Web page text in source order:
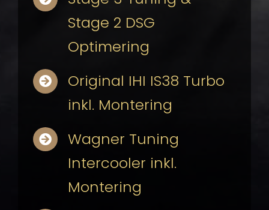
Stage 2 DSG
Optimering
Original IHI IS38 Turbo
inkl. Montering
Wagner Tuning
Intercooler inkl.
Montering